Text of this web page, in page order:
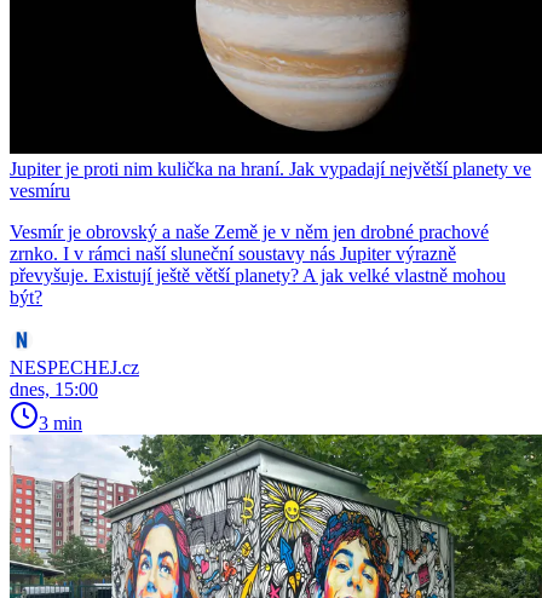
Jupiter je proti nim kulička na hraní. Jak vypadají největší planety ve
vesmíru
Vesmír je obrovský a naše Země je v něm jen drobné prachové
zrnko. I v rámci naší sluneční soustavy nás Jupiter výrazně
převyšuje. Existují ještě větší planety? A jak velké vlastně mohou
být?
NESPECHEJ.cz
dnes, 15:00
3 min